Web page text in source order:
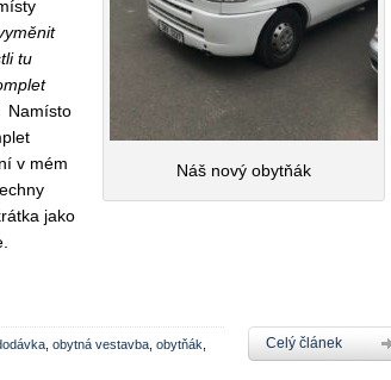
Náš nový obytňák
tu
. Namísto
v mém
jako
obytná vestavba obytňák Celý článek